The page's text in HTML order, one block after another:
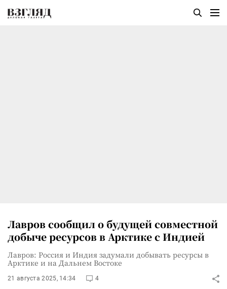
Лавров сообщил о будущей совместной
добыче ресурсов в Арктике с Индией
Лавров: Россия и Индия задумали добывать ресурсы в
Арктике и на Дальнем Востоке
21 августа 2025, 14:34 4